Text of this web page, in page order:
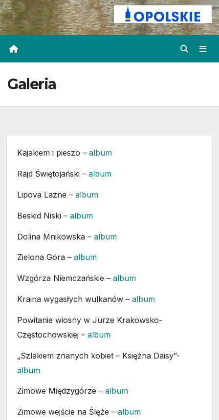
Galeria
Kajakiem i pieszo – album
Rajd Świętojański – album
Lipova Lazne – album
Beskid Niski – album
Dolina Mnikowska – album
Zielona Góra – album
Wzgórza Niemczańskie – album
Kraina wygasłych wulkanów – album
Powitanie wiosny w Jurze Krakowsko-
Częstochowskiej – album
„Szlakiem znanych kobiet – Księżna Daisy”-
album
Zimowe Międzygórze – album
Zimowe wejście na Ślęże – album